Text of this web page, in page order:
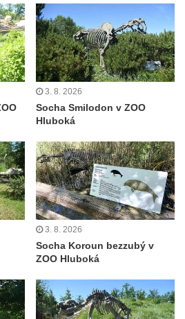
ulici v
Kocmicha na
v Římově
roboty v Plavu
Nepomuka
5/16 na třídě 9.
Neumanna
na skále u cesty
3. 8. 2026
Socha Smilodon v ZOO
Hluboká
3. 8. 2026
Socha Koroun bezzubý v
ZOO Hluboká